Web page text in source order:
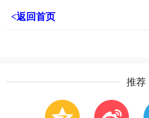
<返回首页
推荐